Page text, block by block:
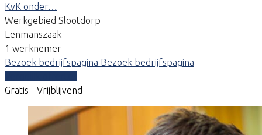
KvK onder…
Werkgebied Slootdorp
Eenmanszaak
1 werknemer
Bezoek bedrijfspagina Bezoek bedrijfspagina
Gratis - Vrijblijvend